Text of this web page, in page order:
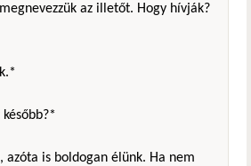
az illetőt. Hogy hívják?
azóta is boldogan élünk. Ha nem